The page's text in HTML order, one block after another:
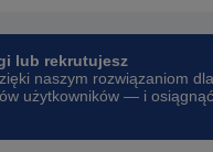
lub rekrutujesz
naszym rozwiązaniom dla
użytkowników — i osiągnąć